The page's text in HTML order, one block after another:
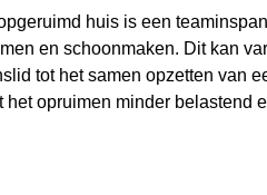
huis is een
en schoonmaken. Dit kan
tot het samen opzetten van
het opruimen minder belastend